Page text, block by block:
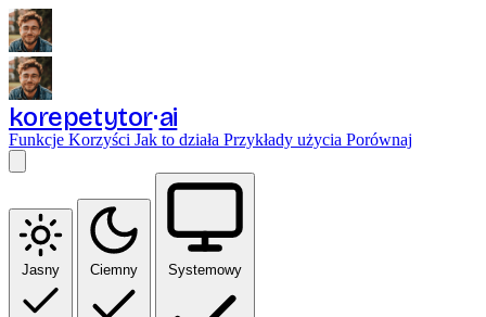
korepetytor ai
Funkcje Korzyści Jak to działa Przykłady użycia Porównaj
Jasny Ciemny Systemowy